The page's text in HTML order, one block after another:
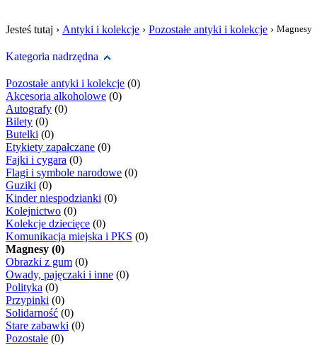
Jesteś tutaj › Antyki i kolekcje › Pozostałe antyki i kolekcje › Magnesy
Kategoria nadrzędna
Pozostałe antyki i kolekcje (0)
Akcesoria alkoholowe (0)
Autografy (0)
Bilety (0)
Butelki (0)
Etykiety zapałczane (0)
Fajki i cygara (0)
Flagi i symbole narodowe (0)
Guziki (0)
Kinder niespodzianki (0)
Kolejnictwo (0)
Kolekcje dziecięce (0)
Komunikacja miejska i PKS (0)
Magnesy (0)
Obrazki z gum (0)
Owady, pajęczaki i inne (0)
Polityka (0)
Przypinki (0)
Solidarność (0)
Stare zabawki (0)
Pozostałe (0)